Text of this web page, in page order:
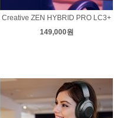
Creative ZEN HYBRID PRO LC3+
149,000원